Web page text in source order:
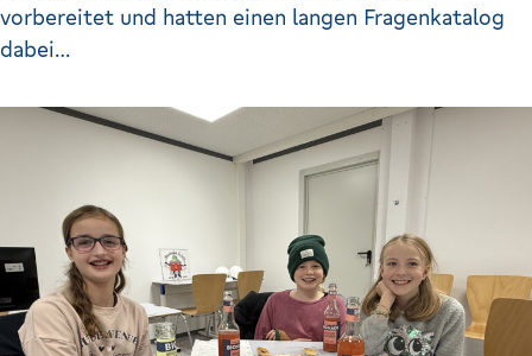
vorbereitet und hatten einen langen Fragenkatalog
dabei…